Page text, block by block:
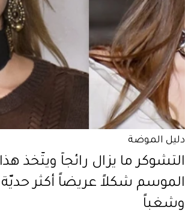
دليل الموضة
التشوكر ما يزال رائجاً ويتّخذ هذا
الموسم شكلاً عريضاً أكثر حديّة
وشغباً